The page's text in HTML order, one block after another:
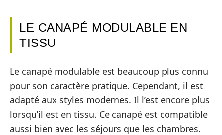
LE CANAPÉ MODULABLE EN
TISSU
Le canapé modulable est beaucoup plus connu
pour son caractère pratique. Cependant, il est
adapté aux styles modernes. Il l’est encore plus
lorsqu’il est en tissu. Ce canapé est compatible
aussi bien avec les séjours que les chambres.